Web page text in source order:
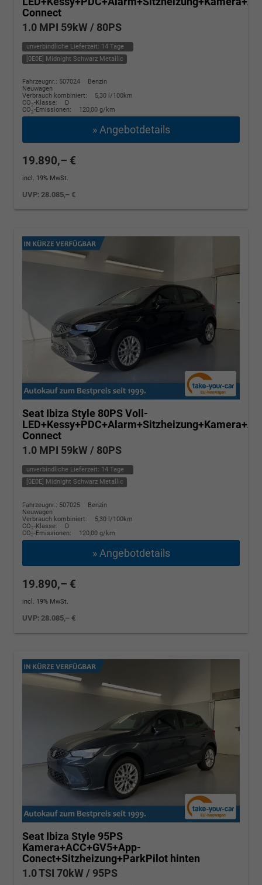
Connect
1.0 MPI 59kW / 80PS
unverbindliche Lieferzeit: 14 Tage
[0E0E] Midnight Schwarz Metallic
Fahrzeugnr.: 507024
Benzin
Neuwagen
Verbrauch kombiniert:
5,30 l/100km
CO2-Klasse:
D
CO2-Emissionen: 120,00 g/km
» Angebotdetails
19.890,– €
incl. 19% MwSt.
UVP:28.085,– €
Seat Ibiza Style 80PS Voll-
Connect
1.0 MPI 59kW / 80PS
unverbindliche Lieferzeit: 14 Tage
[0E0E] Midnight Schwarz Metallic
Fahrzeugnr.: 507025
Benzin
Neuwagen
Verbrauch kombiniert:
5,30 l/100km
CO2-Klasse:
D
CO2-Emissionen: 120,00 g/km
» Angebotdetails
19.890,– €
incl. 19% MwSt.
UVP:28.085,– €
Seat Ibiza Style 95PS
Kamera+ACC+GV5+App-
Conect+Sitzheizung+ParkPilot hinten
1.0 TSI 70kW / 95PS